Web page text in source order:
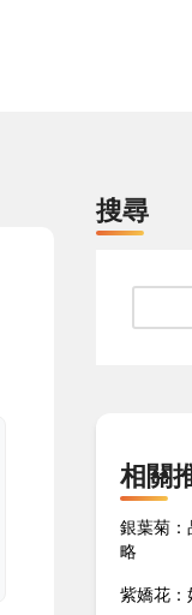
搜尋
相關
銀葉菊
略
紫嬌花